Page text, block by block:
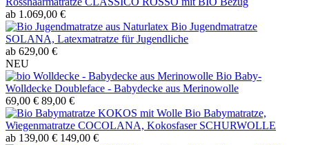
ab 1.069,00 €
Bio Jugendmatratze
SOLANA, Latexmatratze für Jugendliche
ab 629,00 €
NEU
Bio Baby-
Wolldecke Doubleface - Babydecke aus Merinowolle
69,00 € 89,00 €
Bio Babymatratze,
Wiegenmatratze COCOLANA, Kokosfaser SCHURWOLLE
ab 139,00 € 149,00 €